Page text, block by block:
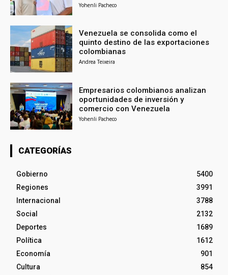
Yohenli Pacheco
Venezuela se consolida como el
quinto destino de las exportaciones
colombianas
Andrea Teixeira
Empresarios colombianos analizan
oportunidades de inversión y
comercio con Venezuela
Yohenli Pacheco
CATEGORÍAS
Gobierno
5400
Regiones
3991
Internacional
3788
Social
2132
Deportes
1689
Política
1612
Economía
901
Cultura
854